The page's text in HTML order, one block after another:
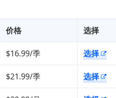
价格 选择
$16.99/季 选择
$21.99/季 选择